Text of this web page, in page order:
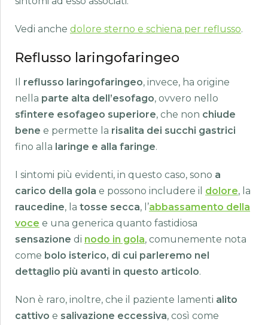
Vedi anche dolore sterno e schiena per reflusso.
Reflusso laringofaringeo
Il reflusso laringofaringeo, invece, ha origine
nella parte alta dell’esofago, ovvero nello
sfintere esofageo superiore, che non chiude
bene e permette la risalita dei succhi gastrici
fino alla laringe e alla faringe.
I sintomi più evidenti, in questo caso, sono a
carico della gola e possono includere il dolore, la
raucedine, la tosse secca, l’abbassamento della
voce e una generica quanto fastidiosa
sensazione di nodo in gola, comunemente nota
come bolo isterico, di cui parleremo nel
dettaglio più avanti in questo articolo.
Non è raro, inoltre, che il paziente lamenti alito
cattivo e salivazione eccessiva, così come